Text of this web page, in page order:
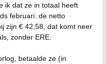
ik dat ze in totaal heeft
februari. de netto
zijn € 42,58, dat komt neer
zonder ERE.
betaalde ze (in